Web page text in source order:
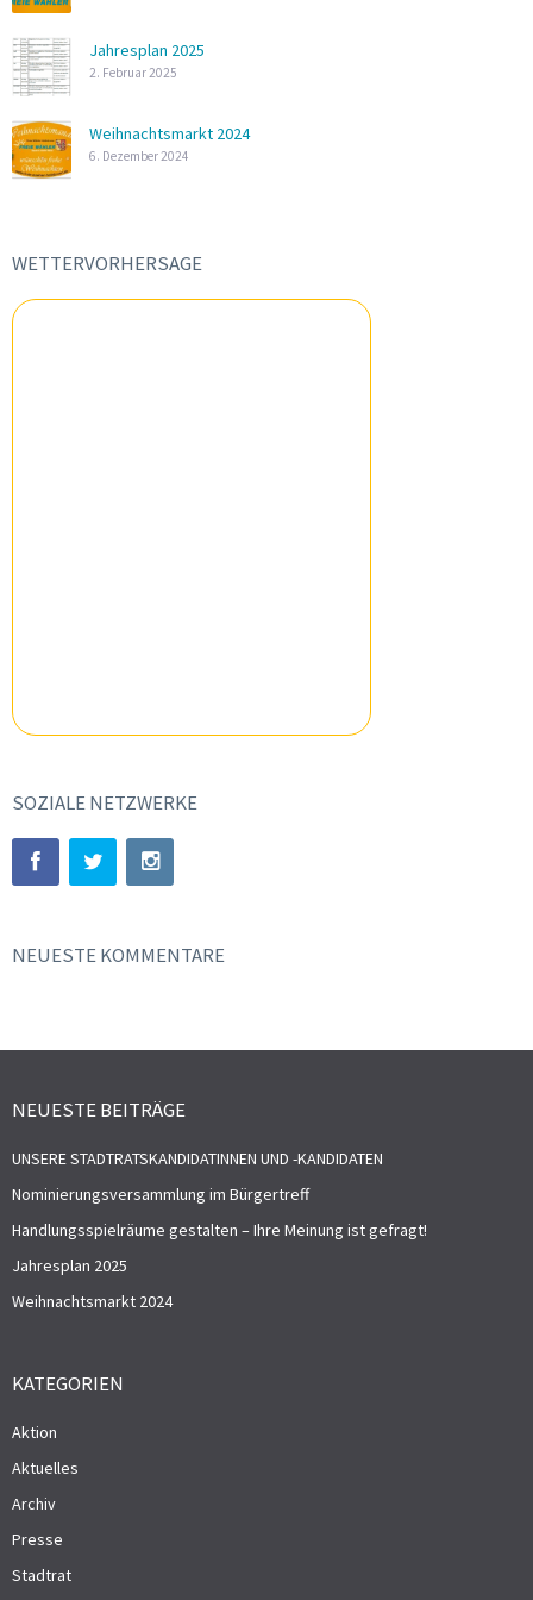
Jahresplan 2025
2. Februar 2025
Weihnachtsmarkt 2024
6. Dezember 2024
WETTERVORHERSAGE
SOZIALE NETZWERKE
NEUESTE KOMMENTARE
NEUESTE BEITRÄGE
UNSERE STADTRATSKANDIDATINNEN UND -KANDIDATEN
Nominierungsversammlung im Bürgertreff
Handlungsspielräume gestalten – Ihre Meinung ist gefragt!
Jahresplan 2025
Weihnachtsmarkt 2024
KATEGORIEN
Aktion
Aktuelles
Archiv
Presse
Stadtrat